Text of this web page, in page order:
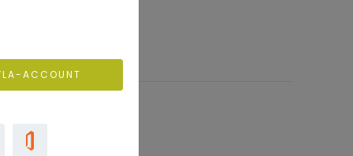
ACCOUNT